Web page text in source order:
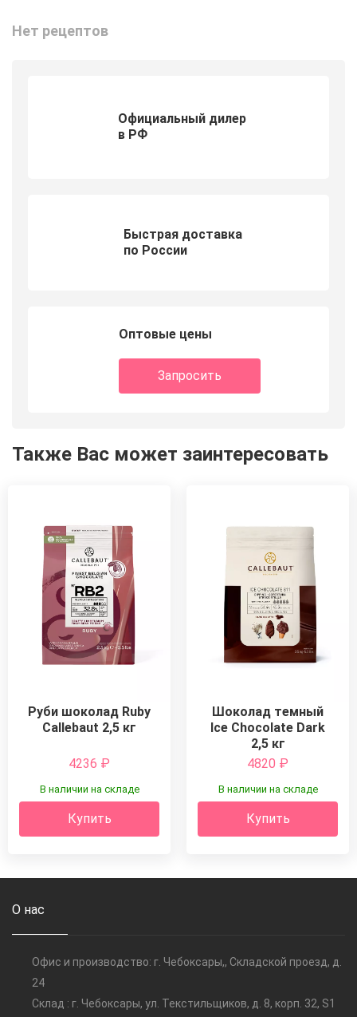
Нет рецептов
Официальный дилер
в РФ
Быстрая доставка
по России
Оптовые цены
Запросить
Также Вас может заинтересовать
Руби шоколад Ruby
Callebaut 2,5 кг
4236 ₽
В наличии на складе
Купить
Шоколад темный
Ice Chocolate Dark
2,5 кг
4820 ₽
В наличии на складе
Купить
О нас
Офис и производство: г. Чебоксары,, Складской проезд, д.
24
Склад : г. Чебоксары, ул. Текстильщиков, д. 8, корп. 32, S1